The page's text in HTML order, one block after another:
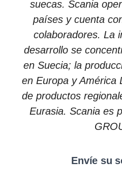
suecas. Scania
países y cuenta
colaboradores. La
desarrollo se
en Suecia; la
en Europa y América
de productos
Eurasia. Scania es
Envíe su